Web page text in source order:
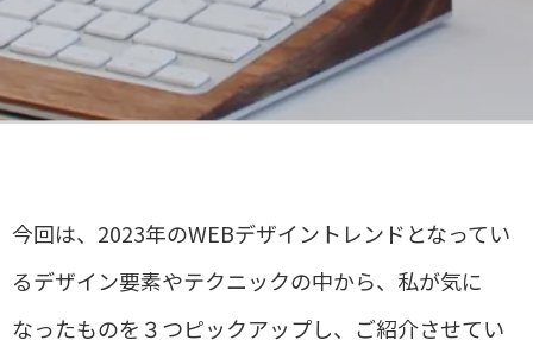
今回は、2023年のWEBデザイントレンドとなってい
るデザイン要素やテクニックの中から、私が気に
なったものを３つピックアップし、ご紹介させてい